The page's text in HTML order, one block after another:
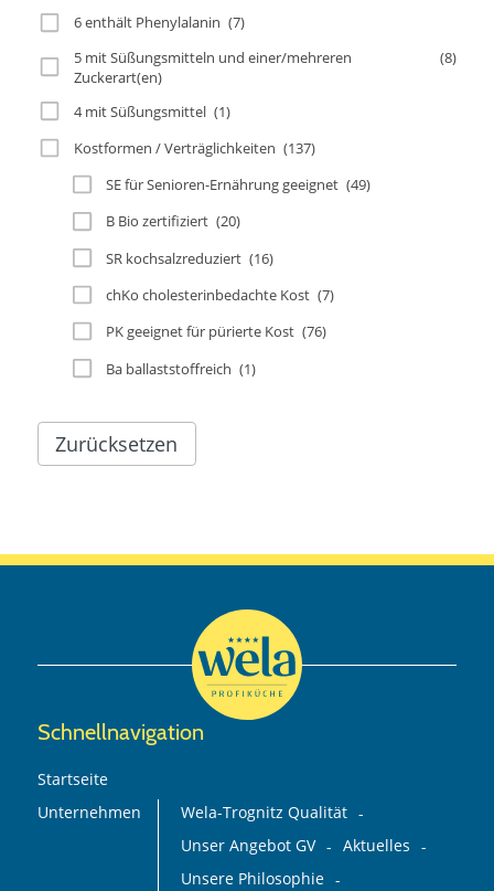
6 enthält Phenylalanin (7)
5 mit Süßungsmitteln und einer/mehreren
Zuckerart(en)
(8)
4 mit Süßungsmittel (1)
Kostformen / Verträglichkeiten (137)
SE für Senioren-Ernährung geeignet (49)
B Bio zertifiziert (20)
SR kochsalzreduziert (16)
chKo cholesterinbedachte Kost (7)
PK geeignet für pürierte Kost (76)
Ba ballaststoffreich (1)
Zurücksetzen
Schnellnavigation
Startseite
Unternehmen
Wela-Trognitz Qualität
Unser Angebot GV
Aktuelles
Unsere Philosophie